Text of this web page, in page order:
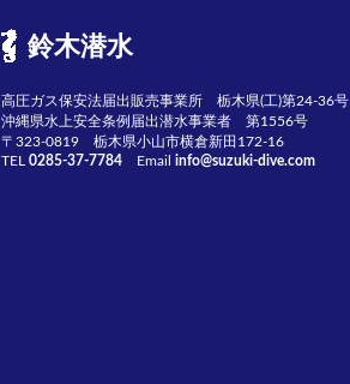
鈴木潜水
高圧ガス保安法届出販売事業所 栃木県(工)第24-36号
沖縄県水上安全条例届出潜水事業者 第1556号
〒323-0819 栃木県小山市横倉新田172-16
TEL 0285-37-7784 Email info@suzuki-dive.com